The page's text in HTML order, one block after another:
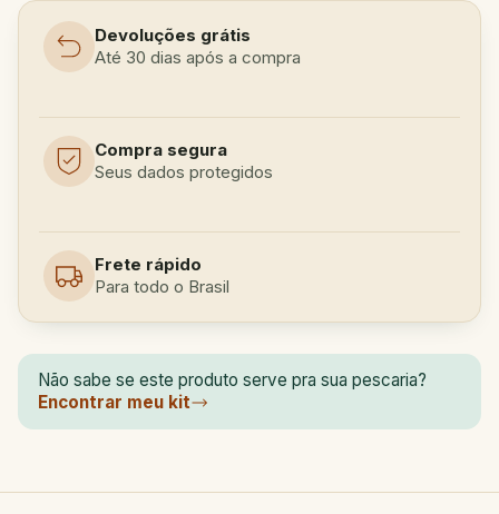
Devoluções grátis
Até 30 dias após a compra
Compra segura
Seus dados protegidos
Frete rápido
Para todo o Brasil
Não sabe se este produto serve pra sua pescaria?
Encontrar meu kit